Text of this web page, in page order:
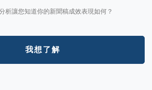
析讓您知道你的新聞稿成效表現如何？
我想了解